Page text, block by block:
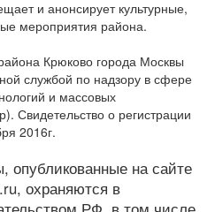
и анонсирует культурные,
мероприятия района.
Крюково города Москвы
службой по надзору в сфере
и массовых
Свидетельство о регистрации
2016г.
опубликованные на сайте
охраняются в